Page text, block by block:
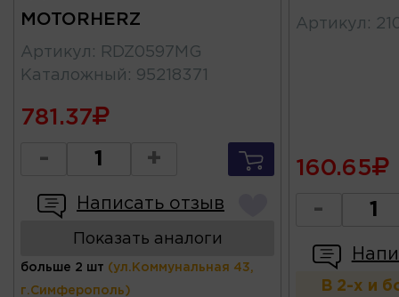
MOTORHERZ
Артикул :
RDZ0597MG
Каталожный : 95218371
781.37
- +
Написать отзыв
Показать аналоги
больше 2 шт (ул.Коммунальная 43,
г.Симферополь)
Артикул :
160.65
-
В 2-х и